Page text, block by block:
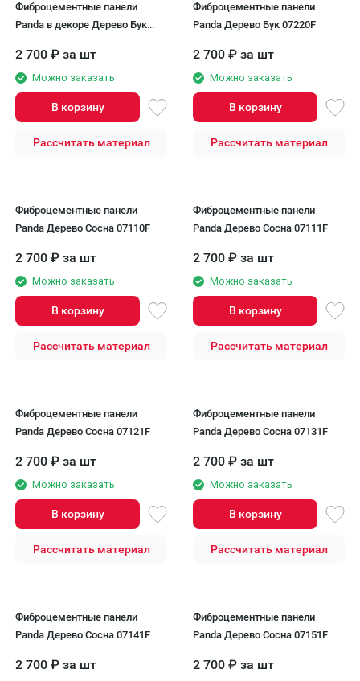
Фиброцементные панели
Panda в декоре Дерево Бук
2 700 ₽ за шт
Можно заказать
В корзину
Рассчитать материал
Фиброцементные панели
Panda Дерево Бук 07220F
2 700 ₽ за шт
Можно заказать
В корзину
Рассчитать материал
Фиброцементные панели
Panda Дерево Сосна 07110F
2 700 ₽ за шт
Можно заказать
В корзину
Рассчитать материал
Фиброцементные панели
Panda Дерево Сосна 07111F
2 700 ₽ за шт
Можно заказать
В корзину
Рассчитать материал
Фиброцементные панели
Panda Дерево Сосна 07121F
2 700 ₽ за шт
Можно заказать
В корзину
Рассчитать материал
Фиброцементные панели
Panda Дерево Сосна 07131F
2 700 ₽ за шт
Можно заказать
В корзину
Рассчитать материал
Фиброцементные панели
Panda Дерево Сосна 07141F
2 700 ₽ за шт
Фиброцементные панели
Panda Дерево Сосна 07151F
2 700 ₽ за шт